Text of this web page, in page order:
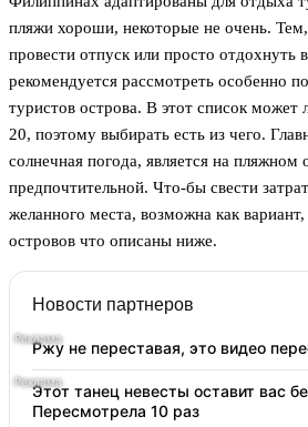
пляжи хороши, некоторые не очень. Тем,
провести отпуск или просто отдохнуть
рекомендуется рассмотреть особенно
туристов острова. В этот список может
20, поэтому выбирать есть из чего.
солнечная погода, является на пляжном
предпочтительной. Что-бы свести
желанного места, возможна как вариант,
островов что описаны ниже.
Новости партнеров
Ржу не переставая, это видео
Этот танец невесты оставит вас
Пересмотрела 10 раз